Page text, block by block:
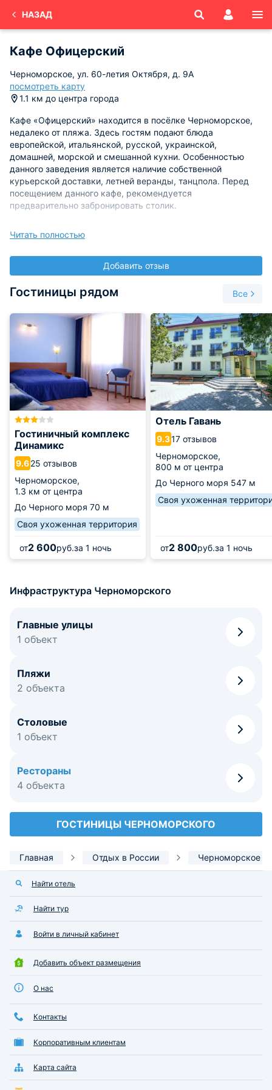
НАЗАД
Кафе Офицерский
Черноморское, ул. 60-летия Октября, д. 9А
посмотреть карту
1.1 км до центра города
Кафе «Офицерский» находится в посёлке Черноморское,
недалеко от пляжа. Здесь гостям подают блюда
европейской, итальянской, русской, украинской,
домашней, морской и смешанной кухни. Особенностью
данного заведения является наличие собственной
курьерской доставки, летней веранды, танцпола. Перед
посещением данного кафе, рекомендуется
предварительно забронировать столик.
Режим работы:
Читать полностью
Добавить отзыв
Гостиницы рядом Все
Гостиничный комплекс
Динамикс
9.625 отзывов
Черноморское,
1.3 км от центра
До Черного моря 70 м
Своя ухоженная территория
от2 600руб.за 1 ночь
Отель Гавань
9.317 отзывов
Черноморское,
800 м от центра
До Черного моря 547 м
Своя ухоженная
от2 800руб.за 1 ночь
Инфраструктура Черноморского
Главные улицы
1 объект
Пляжи
2 объекта
Столовые
1 объект
Рестораны
4 объекта
ГОСТИНИЦЫ ЧЕРНОМОРСКОГО
Главная Отдых в России Черноморское
Найти отель
Найти тур
Войти в личный кабинет
Добавить объект размещения
О нас
Контакты
Корпоративным клиентам
Карта сайта